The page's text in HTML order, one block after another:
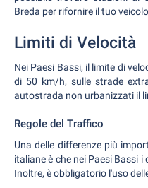
Breda per rifornire il tuo
Limiti di Velocità
Nei Paesi Bassi, il limite di
di 50 km/h, sulle strade
autostrada non urbanizzati il
Regole del Traffico
Una delle differenze più
italiane è che nei Paesi Bassi
Inoltre, è obbligatorio l'uso